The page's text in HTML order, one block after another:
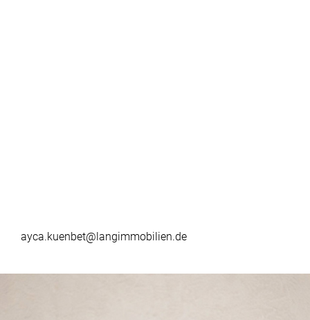
ayca.kuenbet@langimmobilien.de